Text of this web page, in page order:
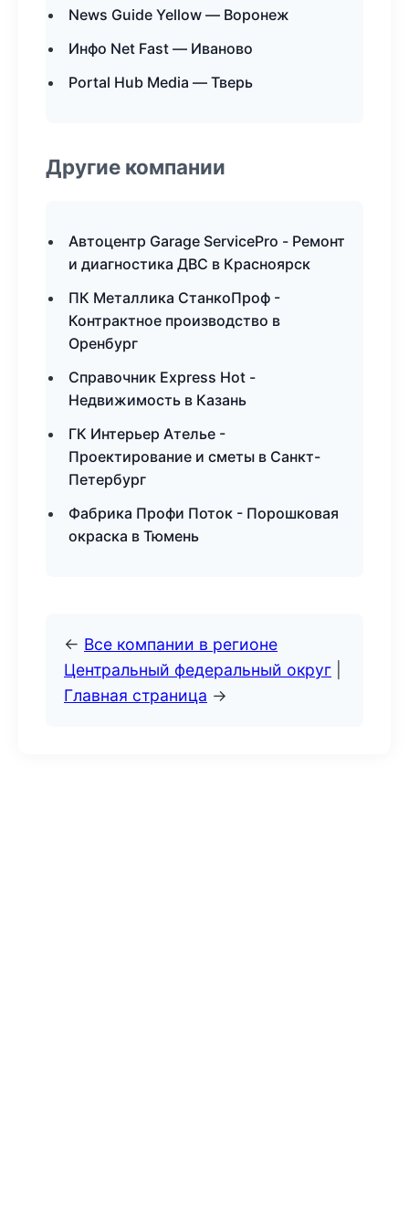
News Guide Yellow — Воронеж
Инфо Net Fast — Иваново
Portal Hub Media — Тверь
Другие компании
Автоцентр Garage ServicePro - Ремонт
и диагностика ДВС в Красноярск
ПК Металлика СтанкоПроф -
Контрактное производство в
Оренбург
Справочник Express Hot -
Недвижимость в Казань
ГК Интерьер Ателье -
Проектирование и сметы в Санкт-
Петербург
Фабрика Профи Поток - Порошковая
окраска в Тюмень
← Все компании в регионе
Центральный федеральный округ
Главная страница →